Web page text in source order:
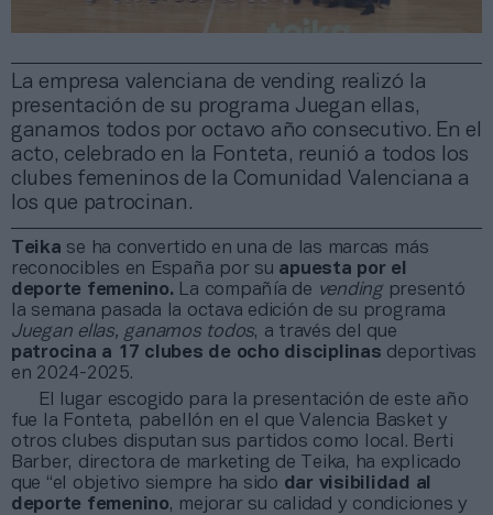
La empresa valenciana de vending realizó la
presentación de su programa Juegan ellas,
ganamos todos por octavo año consecutivo. En el
acto, celebrado en la Fonteta, reunió a todos los
clubes femeninos de la Comunidad Valenciana a
los que patrocinan.
Teika se ha convertido en una de las marcas más
reconocibles en España por su apuesta por el
deporte femenino. La compañía de vending presentó
la semana pasada la octava edición de su programa
Juegan ellas, ganamos todos, a través del que
patrocina a 17 clubes de ocho disciplinas deportivas
en 2024-2025.
El lugar escogido para la presentación de este año
fue la Fonteta, pabellón en el que Valencia Basket y
otros clubes disputan sus partidos como local. Berti
Barber, directora de marketing de Teika, ha explicado
que “el objetivo siempre ha sido dar visibilidad al
deporte femenino, mejorar su calidad y condiciones y